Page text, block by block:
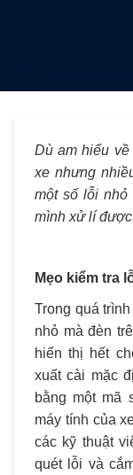
Dù am hiểu
xe nhưng
một số lỗi
mình xử lí
Mẹo kiểm tra
Trong quá
nhỏ mà đèn
hiển thị hết
xuất cài mặc
bằng một mã
máy tính của
các kỹ thuật
quét lỗi và